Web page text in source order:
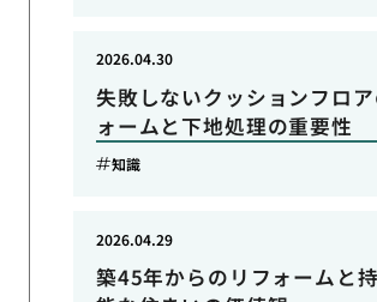
失敗しないクッションフロ
ォームと下地処理の重要性
2026.04.30
知識
築45年からのリフォームと
2026.04.29